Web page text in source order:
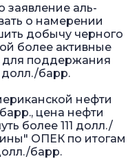
заявление аль-
о намерении
добычу черного
более активные
для поддержания
долл./барр.
нефти
цена нефти
более 111 долл./
ОПЕК по итогам
барр.